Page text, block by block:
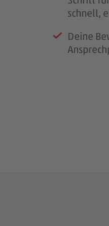
schnell,
Deine
Wenn